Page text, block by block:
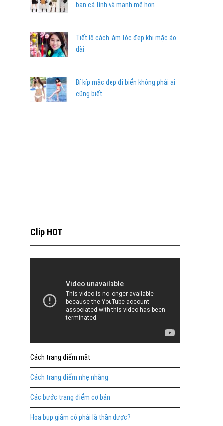
bạn cá tính và mạnh mẽ hơn
Tiết lộ cách làm tóc đẹp khi mặc áo
dài
Bí kíp mặc đẹp đi biển không phải ai
cũng biết
Clip HOT
Cách trang điểm mắt
Cách trang điểm nhẹ nhàng
Các bước trang điểm cơ bản
Hoa bụp giấm có phải là thần dược?